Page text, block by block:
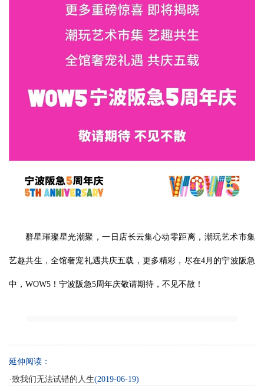
群星璀璨星光潮聚，一日店长云集心动零距离，潮玩艺术市集
艺趣共生，全馆奢宠礼遇共庆五载，更多精彩，尽在4月的宁波阪急
中，WOW5！宁波阪急5周年庆敬请期待，不见不散！
延伸阅读：
·致我们无法试错的人生(2019-06-19)